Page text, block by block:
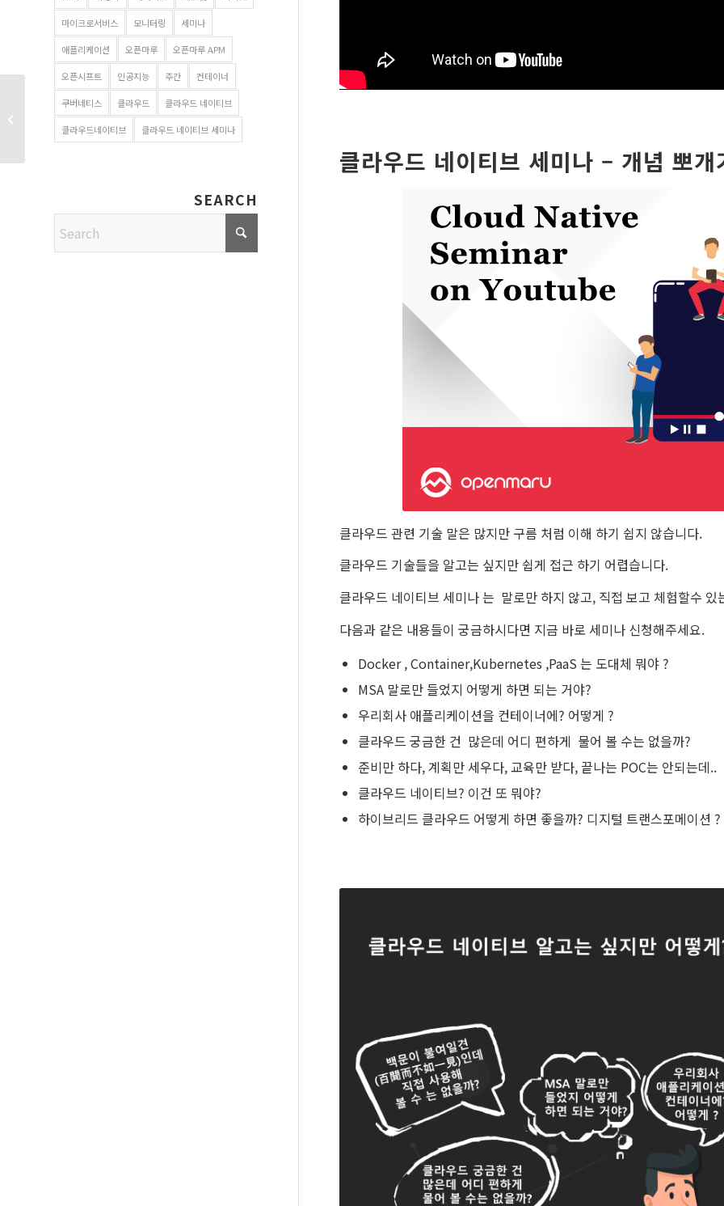
클라우드 네이티브 세미나 – 개념 뽀개
클라우드 관련 기술 말은 많지만 구름 처럼 이해 하기 쉽지 않습니다.
클라우드 기술들을 알고는 싶지만 쉽게 접근 하기 어렵습니다.
클라우드 네이티브 세미나 는 말로만 하지 않고, 직접 보고 체험할수 있
다음과 같은 내용들이 궁금하시다면 지금 바로 세미나 신청해주세요.
Docker , Container,Kubernetes ,PaaS 는 도대체 뭐야 ?
MSA 말로만 들었지 어떻게 하면 되는 거야?
우리회사 애플리케이션을 컨테이너에? 어떻게 ?
클라우드 궁금한 건 많은데 어디 편하게 물어 볼 수는 없을까?
준비만 하다, 계획만 세우다, 교육만 받다, 끝나는 POC는 안되는데..
클라우드 네이티브? 이건 또 뭐야?
하이브리드 클라우드 어떻게 하면 좋을까? 디지털 트랜스포메이션 ?
마이크로서비스 모니터링 세미나
애플리케이션 오픈마루 오픈마루 APM
오픈시프트 인공지능 주간 컨테이너
쿠버네티스 클라우드 클라우드 네이티브
클라우드네이티브 클라우드 네이티브 세미나
SEARCH
클라우드 네이티브 데모
자료 다운로드